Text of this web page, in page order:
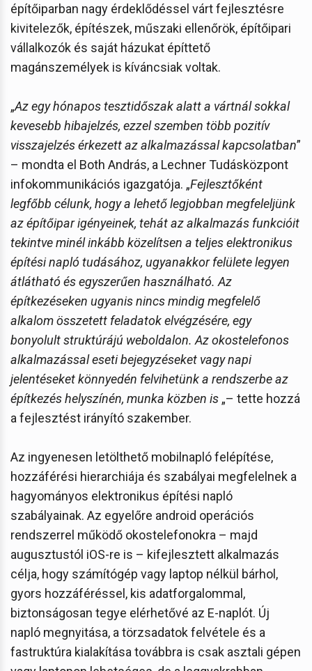
építőiparban nagy érdeklődéssel várt fejlesztésre
kivitelezők, építészek, műszaki ellenőrök, építőipari
vállalkozók és saját házukat építtető
magánszemélyek is kíváncsiak voltak.
„Az egy hónapos tesztidőszak alatt a vártnál sokkal
kevesebb hibajelzés, ezzel szemben több pozitív
visszajelzés érkezett az alkalmazással kapcsolatban”
– mondta el Both András, a Lechner Tudásközpont
infokommunikációs igazgatója. „Fejlesztőként
legfőbb célunk, hogy a lehető legjobban megfeleljünk
az építőipar igényeinek, tehát az alkalmazás funkcióit
tekintve minél inkább közelítsen a teljes elektronikus
építési napló tudásához, ugyanakkor felülete legyen
átlátható és egyszerűen használható. Az
építkezéseken ugyanis nincs mindig megfelelő
alkalom összetett feladatok elvégzésére, egy
bonyolult struktúrájú weboldalon. Az okostelefonos
alkalmazással eseti bejegyzéseket vagy napi
jelentéseket könnyedén felvihetünk a rendszerbe az
építkezés helyszínén, munka közben is „– tette hozzá
a fejlesztést irányító szakember.
Az ingyenesen letölthető mobilnapló felépítése,
hozzáférési hierarchiája és szabályai megfelelnek a
hagyományos elektronikus építési napló
szabályainak. Az egyelőre android operációs
rendszerrel működő okostelefonokra – majd
augusztustól iOS-re is – kifejlesztett alkalmazás
célja, hogy számítógép vagy laptop nélkül bárhol,
gyors hozzáféréssel, kis adatforgalommal,
biztonságosan tegye elérhetővé az E-naplót. Új
napló megnyitása, a törzsadatok felvétele és a
fastruktúra kialakítása továbbra is csak asztali gépen